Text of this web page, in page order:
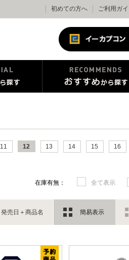
初めての方へ ご利用ガ
11 12 13 14 15 16
在庫有無： 全て表示
発売日＋商品名 簡易表示